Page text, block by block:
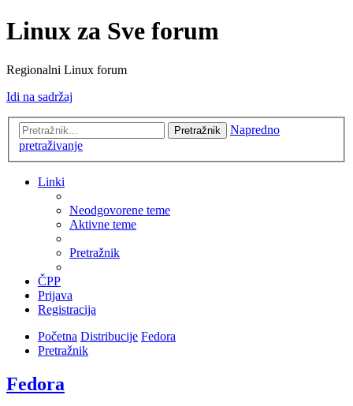
Linux za Sve forum
Regionalni Linux forum
Idi na sadržaj
Pretražnik
Napredno
pretraživanje
Linki
Neodgovorene teme
Aktivne teme
Pretražnik
ČPP
Prijava
Registracija
Početna Distribucije Fedora
Pretražnik
Fedora